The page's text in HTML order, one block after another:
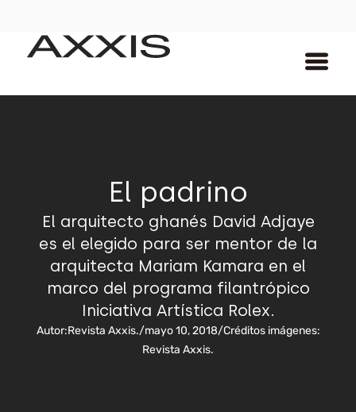
El padrino
El arquitecto ghanés David Adjaye
es el elegido para ser mentor de la
arquitecta Mariam Kamara en el
marco del programa filantrópico
Iniciativa Artística Rolex.
Autor:Revista Axxis./mayo 10, 2018/Créditos imágenes:
Revista Axxis.